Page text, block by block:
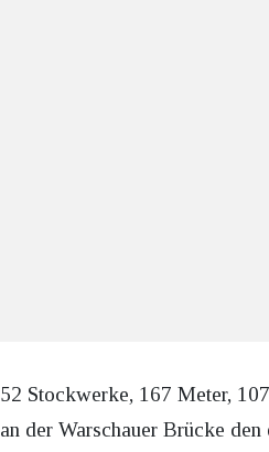
52 Stockwerke, 167 Meter,
an der Warschauer Brücke